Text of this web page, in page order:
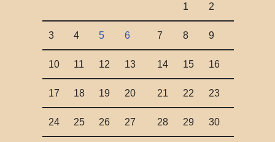
1 2
3 4 5 6 7 8 9
10 11 12 13 14 15 16
17 18 19 20 21 22 23
24 25 26 27 28 29 30